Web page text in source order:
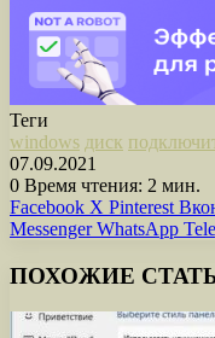
Теги
windows диск
07.09.2021
0 Время чтения: 2 мин.
Facebook X Pinterest
Messenger WhatsApp
ПОХОЖИЕ